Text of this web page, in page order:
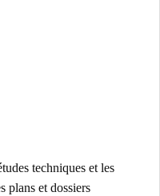
les études techniques et les
les plans et dossiers